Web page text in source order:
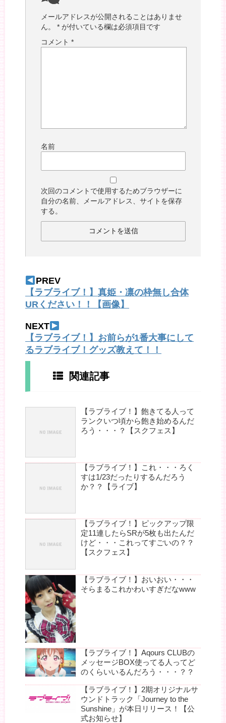
メールアドレスが公開されることはありませ
ん。
* が付いている欄は必須項目です
コメント *
名前
次回のコメントで使用するためブラウザーに
自分の名前、メールアドレス、サイトを保存
する。
PREV
【ラブライブ！】真姫・凛の枠無し合体
URください！！【画像】
NEXT
【ラブライブ！】お前らが1番大事にして
るラブライブ！グッズ教えて！！
関連記事
【ラブライブ！】飽きてる人って
ランクいつ頃から飽き始めるんだ
ろう・・・？【スクフェス】
【ラブライブ！】これ・・・ろく
すは1/23だったりするんだろう
か？？【ライブ】
【ラブライブ！】ピックアップ限
定11連したらSRが5枚も出たんだ
けど・・・これってすごいの？？
【スクフェス】
【ラブライブ！】おいおい・・・
そらまるこれかわいすぎだなwww
【ラブライブ！】Aqours CLUBの
メッセージBOX使ってる人ってど
のくらいいるんだろう・・・？？
【ラブライブ！】2期オリジナルサ
ウンドトラック「Journey to the
Sunshine」が本日リリース！【公
式お知らせ】